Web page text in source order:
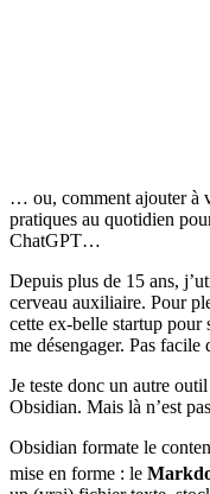
… ou, comment ajouter à
pratiques au quotidien
ChatGPT…
Depuis plus de 15 ans,
cerveau auxiliaire. Pour
cette ex-belle startup pour
me désengager. Pas facile
Je teste donc un autre
Obsidian. Mais là n’est
Obsidian formate le
mise en forme : le